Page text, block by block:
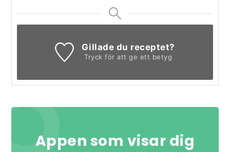
Gillade du receptet?
Tryck för att ge ett betyg
Appen som visar dig